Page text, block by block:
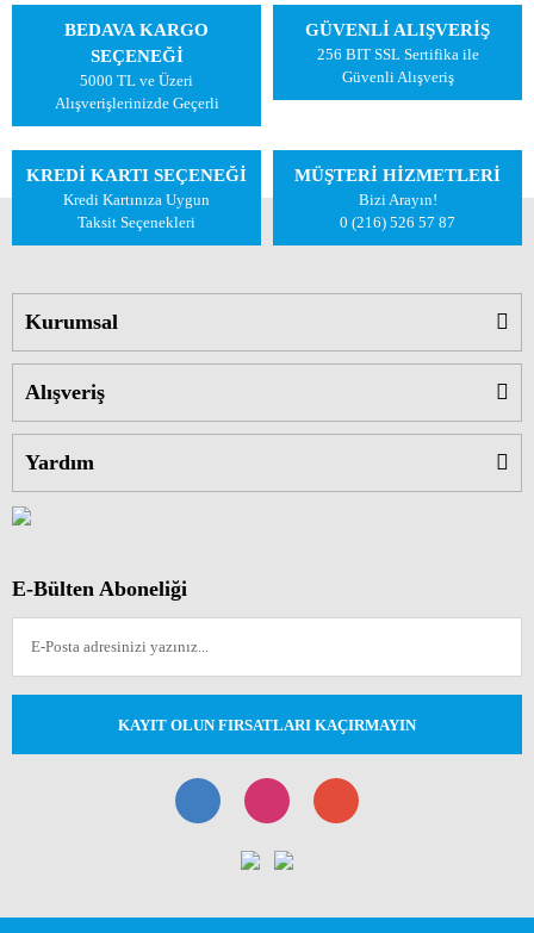
BEDAVA KARGO
SEÇENEĞİ
5000 TL ve Üzeri
Alışverişlerinizde Geçerli
GÜVENLİ ALIŞVERİŞ
256 BIT SSL Sertifika ile
Güvenli Alışveriş
KREDİ KARTI SEÇENEĞİ
Kredi Kartınıza Uygun
Taksit Seçenekleri
MÜŞTERİ HİZMETLERİ
Bizi Arayın!
0 (216) 526 57 87
Kurumsal
Alışveriş
Yardım
E-Bülten Aboneliği
KAYIT OLUN FIRSATLARI KAÇIRMAYIN